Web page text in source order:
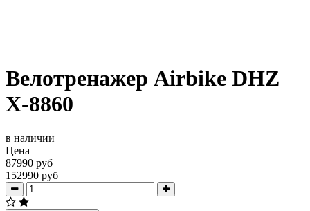
Велотренажер Airbike DHZ
X-8860
в наличии
Цена
87990 руб
152990 руб